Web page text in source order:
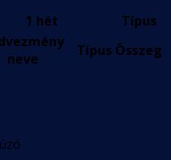
1 hét
Típus
neve
Típus Összeg